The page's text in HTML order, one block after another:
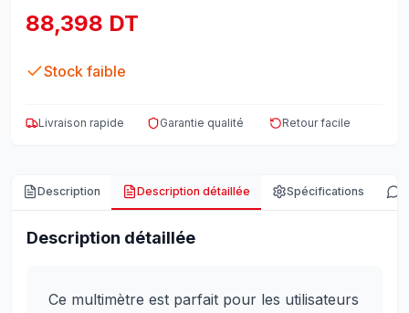
88,398 DT
Stock faible
Livraison rapide Garantie qualité Retour facile
Description Description détaillée Spécifications
Description détaillée
Ce multimètre est parfait pour les utilisateurs